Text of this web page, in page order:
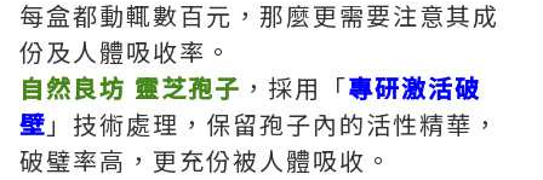
每盒都動輒數百元，那麼更需要注意其成
份及人體吸收率。
自然良坊 靈芝孢子 ，採用「專研激活破
壁 」技術處理，保留孢子內的活性精華，
破璧率高，更充份被人體吸收。